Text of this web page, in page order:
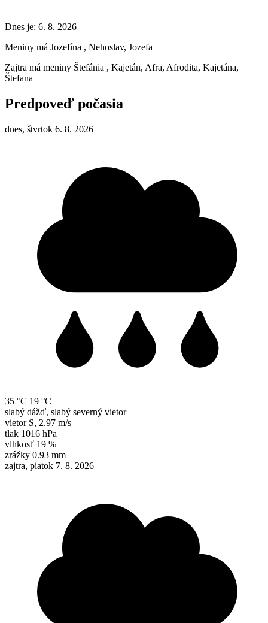
Dnes je: 6. 8. 2026
Meniny má Jozefína , Nehoslav, Jozefa
Zajtra má meniny Štefánia , Kajetán, Afra, Afrodita, Kajetána,
Štefana
Predpoveď počasia
dnes, štvrtok 6. 8. 2026
35 °C 19 °C
slabý dážď, slabý severný vietor
vietor S, 2.97 m/s
tlak 1016 hPa
vlhkosť 19 %
zrážky 0.93 mm
zajtra, piatok 7. 8. 2026